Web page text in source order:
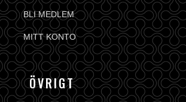
BLI MEDLEM
MITT KONTO
ÖVRIGT